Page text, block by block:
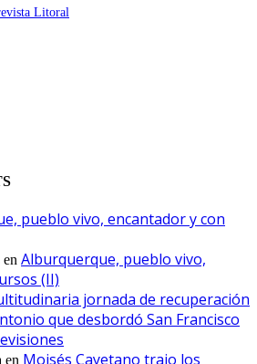
Litoral
pueblo vivo, encantador y con
en Alburquerque, pueblo vivo,
(II)
jornada de recuperación
que desbordó San Francisco
en Moisés Cayetano trajo los